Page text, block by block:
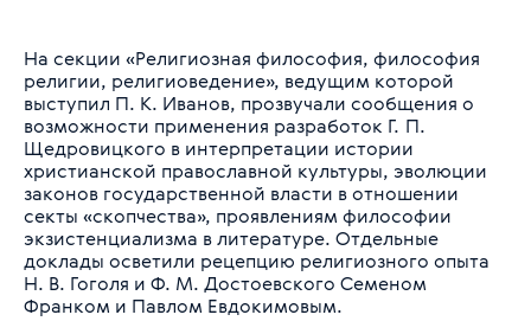
На секции «Религиозная философия, философия
религии, религиоведение», ведущим которой
выступил П. К. Иванов, прозвучали сообщения о
возможности применения разработок Г. П.
Щедровицкого в интерпретации истории
христианской православной культуры, эволюции
законов государственной власти в отношении
секты «скопчества», проявлениям философии
экзистенциализма в литературе. Отдельные
доклады осветили рецепцию религиозного опыта
Н. В. Гоголя и Ф. М. Достоевского Семеном
Франком и Павлом Евдокимовым.